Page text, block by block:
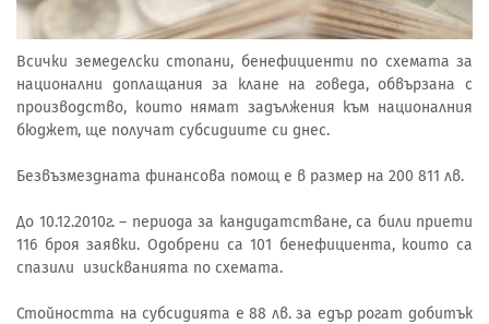
Всички земеделски стопани, бенефициенти по схемата за
национални доплащания за клане на говеда, обвързана с
производство, които нямат задължения към националния
бюджет, ще получат субсидиите си днес.
Безвъзмездната финансова помощ е в размер на 200 811 лв.
До 10.12.2010г. – периода за кандидатстване, са били приети
116 броя заявки. Одобрени са 101 бенефициента, които са
спазили изискванията по схемата.
Стойността на субсидията е 88 лв. за едър рогат добитък